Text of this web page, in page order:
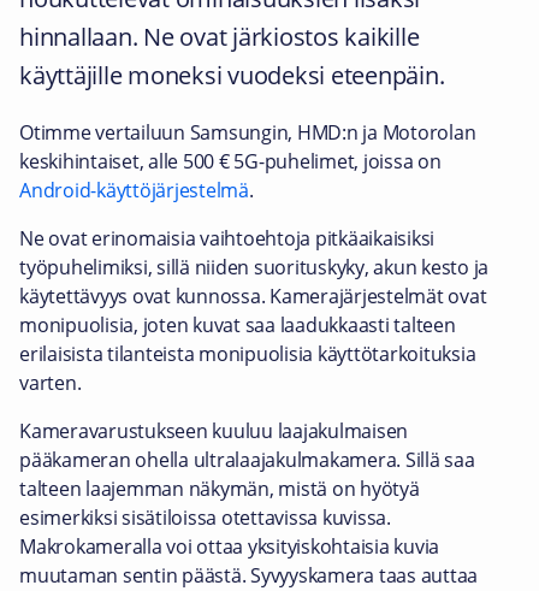
hinnallaan. Ne ovat järkiostos kaikille
käyttäjille moneksi vuodeksi eteenpäin.
Otimme vertailuun Samsungin, HMD:n ja Motorolan
keskihintaiset, alle 500 € 5G-puhelimet, joissa on
Android-käyttöjärjestelmä.
Ne ovat erinomaisia vaihtoehtoja pitkäaikaisiksi
työpuhelimiksi, sillä niiden suorituskyky, akun kesto ja
käytettävyys ovat kunnossa. Kamerajärjestelmät ovat
monipuolisia, joten kuvat saa laadukkaasti talteen
erilaisista tilanteista monipuolisia käyttötarkoituksia
varten.
Kameravarustukseen kuuluu laajakulmaisen
pääkameran ohella ultralaajakulmakamera. Sillä saa
talteen laajemman näkymän, mistä on hyötyä
esimerkiksi sisätiloissa otettavissa kuvissa.
Makrokameralla voi ottaa yksityiskohtaisia kuvia
muutaman sentin päästä. Syvyyskamera taas auttaa